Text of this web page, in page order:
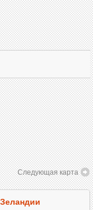
Следующая карта